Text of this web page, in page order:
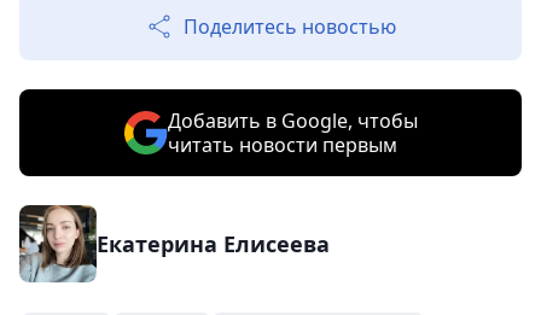
Поделитесь новостью
Добавить в Google, чтобы
читать новости первым
Екатерина Елисеева